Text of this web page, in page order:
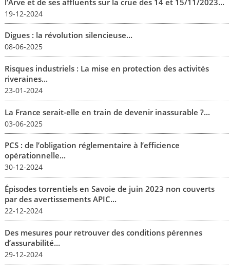
19-12-2024
Digues : la révolution silencieuse...
08-06-2025
Risques industriels : La mise en protection des activités
riveraines...
23-01-2024
La France serait-elle en train de devenir inassurable ?...
03-06-2025
PCS : de l’obligation réglementaire à l’efficience
opérationnelle...
30-12-2024
Épisodes torrentiels en Savoie de juin 2023 non couverts
par des avertissements APIC...
22-12-2024
Des mesures pour retrouver des conditions pérennes
d’assurabilité...
29-12-2024